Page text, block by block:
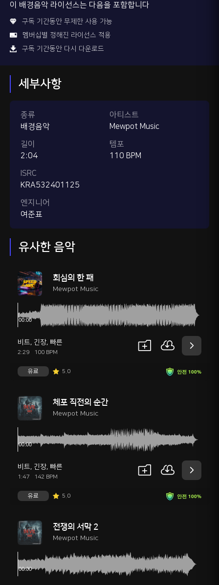
이 배경음악 라이선스는 다음을 포함합니다
구독 기간동안 무제한 사용 가능
멤버십별 정해진 라이선스 적용
구독 기간동안 다시 다운로드
세부사항
종류
배경음악
길이
2:04
ISRC
KRA532401125
엔지니어
여준표
아티스트
Mewpot Music
템포
110 BPM
유사한 음악
회심의 한 패
Mewpot Music
비트, 긴장, 빠른
2:29 100 BPM
안전 100%
유료 5.0
체포 직전의 순간
Mewpot Music
비트, 긴장, 빠른
1:47 142 BPM
안전 100%
유료 5.0
전쟁의 서막 2
Mewpot Music